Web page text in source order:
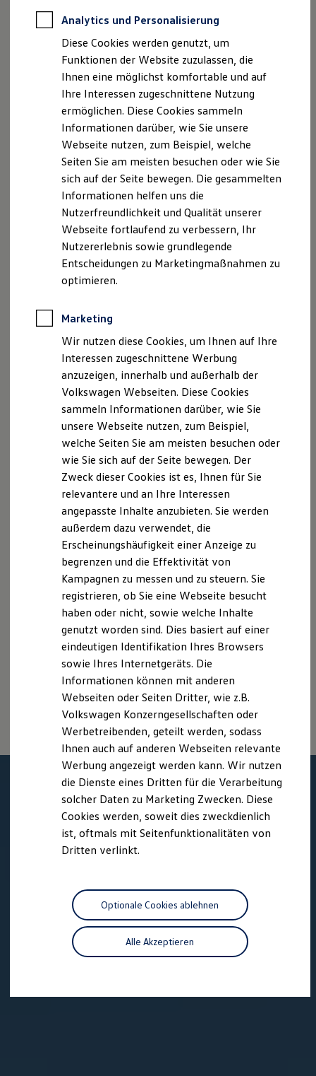
Zertifizierte Gebrauchtwagen
Für Privatkunden
Für Gewerbekunden
Leasing
Für Privatkunden
Für Gewerbekunden
Versicherungen & Garantien
Garantien
Kfz-Versicherung für Nutzfahrzeuge
Restschuldversicherung
Wartungsverträge
Besitzer & Service
Reparatur & Service
Sommer-Special
Reparatur, Pflege & Inspektion
Servicetermin anfragen
Service-Vorteile bei Volkswagen Nutzfahrzeuge
ServicePlus
Economy Service
Räder & Reifen Service
Ersatzfahrzeuge
Software, Konnektivität & Apps
California App
VW Connect für Ihren ID. Buzz
VW Connect für Ihren Transporter/Caravelle
VW Connect für Ihren Amarok
VW Connect für andere Modelle
Connect Pro
Fleet Interface Data
Multistop Pathfinder
Übersicht Software Updates
Hilfreiches für Besitzer
Fahrerassistenz- und Sicherheitssysteme
Kontrollleuchten
Kurzfahrprofile und Ölverdünnung
XTL-Dieselkraftstoff
Ersatzteile und Betriebsflüssigkeiten
Original Zubehör und Lifestyle Produkte
myVolkswagen
myVolkswagen Business
Elektrisch & Autonom
Elektro - & Hybridfahrzeuge
Unser Ansatz
Klimafreundlicher Strom
Reichweite & Ladelösungen
Reichweitensimulator
Ladezeitensimulator
Ladelösungen für Privatkunden
Ladelösungen für Gewerbekunden
Wallbox und Ladekabel
Förderung & Kosten der Elektrofahrzeuge
Fördermöglichkeiten für Privatkunden
Fördermöglichkeiten für Gewerbekunden
Autonomes Fahren
Mehr zum ID. Buzz
Online Beratung
California Club
California Magazin & Ratgeber
Vanlife
California App
California Lifestyle & Zubehör
Übernachten im California
Unternehmen
Karriere
Nachhaltigkeit
die elektrische Öffnung bzw. Schließung der elektrischen
Schiebetüren ausgelöst werden.
Konfigurator starten
Nutzungsbedingungen
Datenschutzerklärungen
Cookie-Richtlinie
Lizenzhinweise Dritter
Angaben zum Digital Service Act (DSA)
EU Data Act
Produktsicherheitsinformationen
Rückrufe
Händlersuche
Newsletter
VERTRAG WIDERRUFEN
Disclaimer von Volkswagen AG
Die in dieser Darstellung gezeigten Fahrzeuge und
Ausstattungen können in einzelnen Details vom aktuellen
deutschen Lieferprogramm abweichen. Abgebildet sind
teilweise Sonderausstattungen der Fahrzeuge gegen
Bitte beachten Sie auch unseren Konfigurator für eine
Übersicht der aktuell verfügbaren Modelle und Ausstattungen.
Die angegebenen Verbrauchs- und Emissionswerte beziehen
sich nicht auf ein einzelnes Fahrzeug und sind nicht Bestandteil
des Angebots, sondern dienen allein Vergleichszwecken
zwischen den verschiedenen Fahrzeugtypen.
Zusatzausstattungen und Zubehör (Anbauteile, Reifenformat
usw.) können relevante Fahrzeugparameter, wie
Rollwiderstand und Aerodynamik verändern und neben
Witterungs- und Verkehrsbedingungen sowie dem
individuellen Fahrverhalten den Kraftstoffverbrauch, den
Stromverbrauch, die CO₂-Emissionen und die
Fahrleistungswerte eines Fahrzeugs beeinflussen.
Weitere Informationen zum offiziellen Kraftstoffverbrauch und
den offiziellen spezifischen CO₂-Emissionen neuer
Personenkraftwagen können dem „Leitfaden über den
Kraftstoffverbrauch, die CO₂-Emissionen und den
Stromverbrauch neuer Personenkraftwagen“ entnommen
werden, der an allen Verkaufsstellen und bei der DAT
Deutsche Automobil Treuhand GmbH, Hellmuth-Hirth-Str. 1, D-
73760 Ostfildern oder unter
www.dat.de/co2 erhältlich ist.
Analytics und Personalisierung
Diese Cookies werden genutzt, um
Funktionen der Website zuzulassen, die
Ihnen eine möglichst komfortable und auf
Ihre Interessen zugeschnittene Nutzung
ermöglichen. Diese Cookies sammeln
Informationen darüber, wie Sie unsere
Webseite nutzen, zum Beispiel, welche
Seiten Sie am meisten besuchen oder wie Sie
sich auf der Seite bewegen. Die gesammelten
Informationen helfen uns die
Nutzerfreundlichkeit und Qualität unserer
Webseite fortlaufend zu verbessern, Ihr
Nutzererlebnis sowie grundlegende
Entscheidungen zu Marketingmaßnahmen zu
optimieren.
Marketing
Wir nutzen diese Cookies, um Ihnen auf Ihre
Interessen zugeschnittene Werbung
anzuzeigen, innerhalb und außerhalb der
Volkswagen Webseiten. Diese Cookies
sammeln Informationen darüber, wie Sie
unsere Webseite nutzen, zum Beispiel,
welche Seiten Sie am meisten besuchen oder
wie Sie sich auf der Seite bewegen. Der
Zweck dieser Cookies ist es, Ihnen für Sie
relevantere und an Ihre Interessen
angepasste Inhalte anzubieten. Sie werden
außerdem dazu verwendet, die
Erscheinungshäufigkeit einer Anzeige zu
begrenzen und die Effektivität von
Kampagnen zu messen und zu steuern. Sie
registrieren, ob Sie eine Webseite besucht
haben oder nicht, sowie welche Inhalte
genutzt worden sind. Dies basiert auf einer
eindeutigen Identifikation Ihres Browsers
sowie Ihres Internetgeräts. Die
Informationen können mit anderen
Webseiten oder Seiten Dritter, wie z.B.
Volkswagen Konzerngesellschaften oder
Werbetreibenden, geteilt werden, sodass
Ihnen auch auf anderen Webseiten relevante
Werbung angezeigt werden kann. Wir nutzen
die Dienste eines Dritten für die Verarbeitung
solcher Daten zu Marketing Zwecken. Diese
Cookies werden, soweit dies zweckdienlich
ist, oftmals mit Seitenfunktionalitäten von
Dritten verlinkt.
Alle Akzeptieren
Optionale Cookies ablehnen